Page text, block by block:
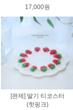
17,000원
[완제] 딸기 티코스터
(핫핑크)